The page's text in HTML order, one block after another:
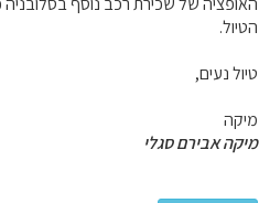
הטיול.
טיול נעים,
מיקה
מיקה אבירם סגלי